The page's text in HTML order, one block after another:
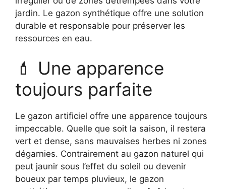
jardin. Le gazon synthétique offre une solution
durable et responsable pour préserver les
ressources en eau.
💄 Une apparence
toujours parfaite
Le gazon artificiel offre une apparence toujours
impeccable. Quelle que soit la saison, il restera
vert et dense, sans mauvaises herbes ni zones
dégarnies. Contrairement au gazon naturel qui
peut jaunir sous l’effet du soleil ou devenir
boueux par temps pluvieux, le gazon